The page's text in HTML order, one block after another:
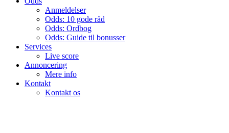
Anmeldelser
Odds: 10 gode råd
Odds: Ordbog
Odds: Guide til bonusser
Services
Live score
Annoncering
Mere info
Kontakt
Kontakt os